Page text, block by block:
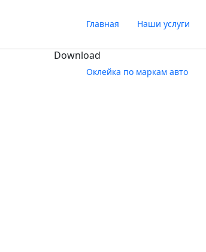
Главная Наши услуги
Оклейка по маркам авто
Download